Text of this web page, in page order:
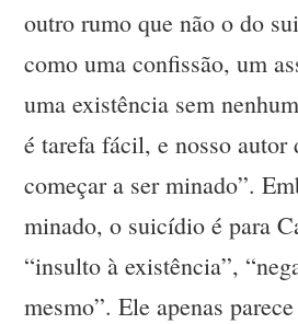
outro rumo que não o do
como uma confissão, um
uma existência sem
é tarefa fácil, e nosso autor
começar a ser minado”.
minado, o suicídio é para
“insulto à existência”,
mesmo”. Ele apenas